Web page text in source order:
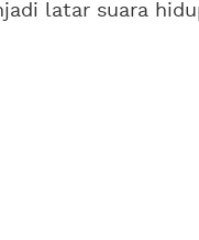
latar suara